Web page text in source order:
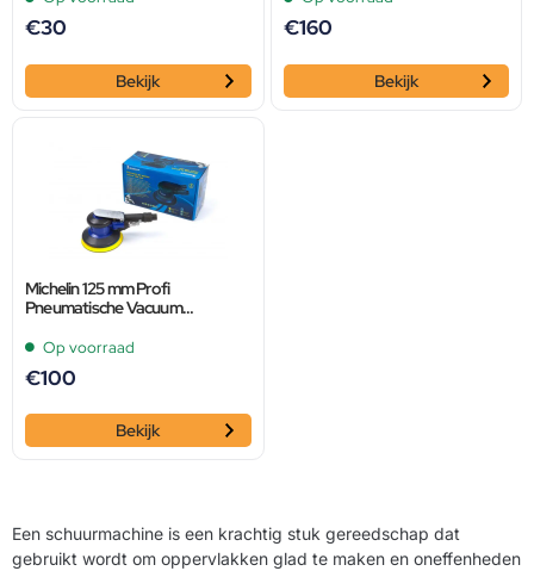
€30
Bekijk
€160
Bekijk
Michelin 125 mm Profi
Pneumatische Vacuum
Op voorraad
€100
Bekijk
Een schuurmachine is een krachtig stuk gereedschap dat
gebruikt wordt om oppervlakken glad te maken en oneffenheden